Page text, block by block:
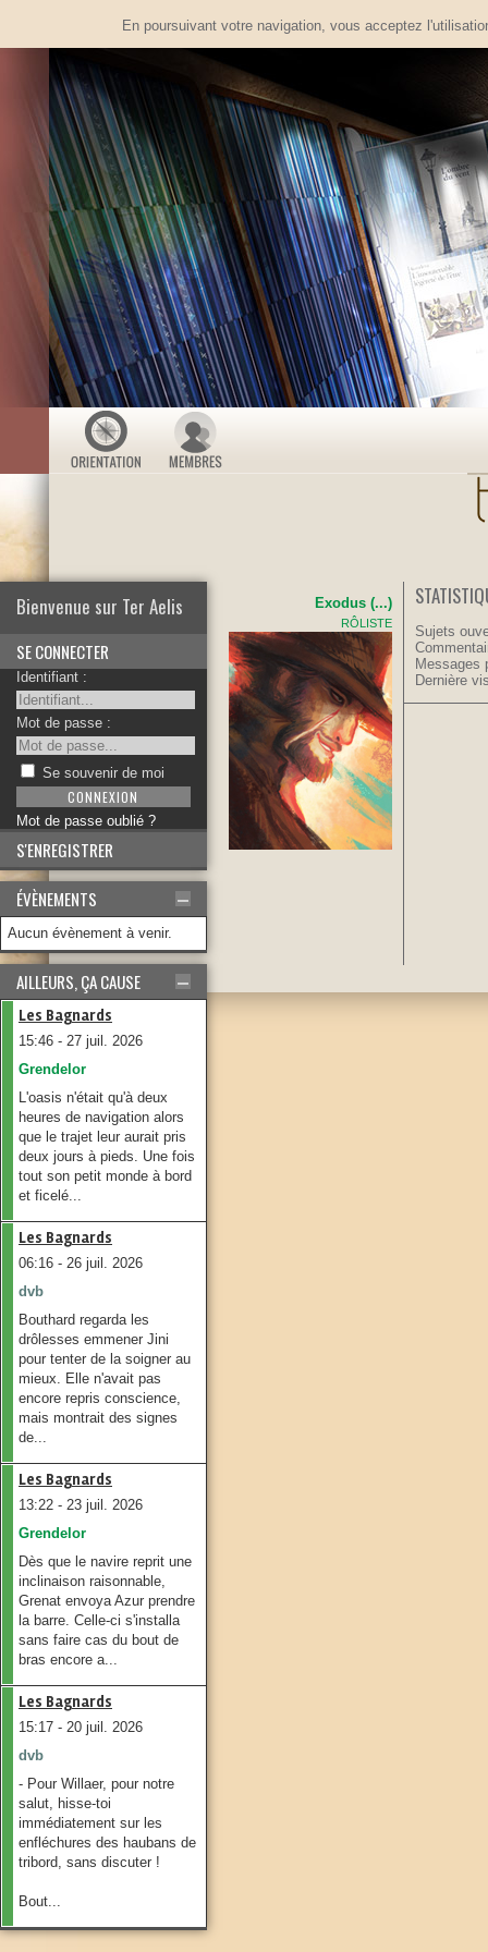
En poursuivant votre navigation, vous acceptez
Bienvenue sur Ter Aelis
SE CONNECTER
Identifiant :
Mot de passe :
Se souvenir de moi
Mot de passe oublié ?
S'ENREGISTRER
ÉVÈNEMENTS
Aucun évènement à venir.
AILLEURS, ÇA CAUSE
Les Bagnards
15:46 - 27 juil. 2026
Grendelor
L'oasis n'était qu'à deux
heures de navigation alors
que le trajet leur aurait pris
deux jours à pieds. Une fois
tout son petit monde à bord
et ficelé...
Les Bagnards
06:16 - 26 juil. 2026
dvb
Bouthard regarda les
drôlesses emmener Jini
pour tenter de la soigner au
mieux. Elle n'avait pas
encore repris conscience,
mais montrait des signes
de...
Les Bagnards
13:22 - 23 juil. 2026
Grendelor
Dès que le navire reprit une
inclinaison raisonnable,
Grenat envoya Azur prendre
la barre. Celle-ci s'installa
sans faire cas du bout de
bras encore a...
Les Bagnards
15:17 - 20 juil. 2026
dvb
- Pour Willaer, pour notre
salut, hisse-toi
immédiatement sur les
enfléchures des haubans de
tribord, sans discuter !
Bout...
Exodus (...)
RÔLISTE
Sujets
Messages
Dernière